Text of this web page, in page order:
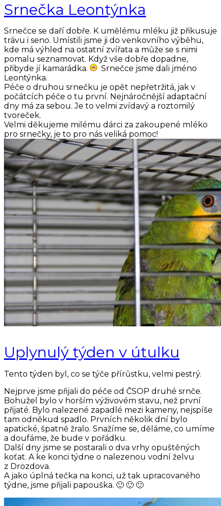
Srnečka Leontýnka
Srnečce se daří dobře. K umělému mléku již přikusuje
trávu i seno. Umístili jsme ji do venkovního výběhu,
kde má výhled na ostatní zvířata a může se s nimi
pomalu seznamovat. Když vše dobře dopadne,
přibyde jí kamarádka.
Srnečce jsme dali jméno
Leontýnka.
Péče o druhou srnečku je opět nepřetržitá, jak v
počátcích péče o tu první. Nejnáročnější adaptační
dny má za sebou. Je to velmi zvídavý a roztomilý
tvoreček.
Velmi děkujeme milému dárci za zakoupené mléko
pro srnečky, je to pro nás veliká pomoc!
Uplynulý týden v útulku
Tento týden byl, co se týče přírůstku, velmi pestrý.
Nejprve jsme přijali do péče od ČSOP druhé srnče.
Bohužel bylo v horším výživovém stavu, než první
přijaté. Bylo nalezené zapadlé mezi kameny, nejspíše
tam odněkud spadlo. Prvních několik dní bylo
apatické, špatně žralo. Snažíme se, děláme, co umíme
a doufáme, že bude v pořádku.
Další dny jsme se postarali o dva vrhy opuštěných
koťat. A ke konci týdne o nalezenou vodní želvu
z Drozdova.
A jako úplná tečka na konci, už tak upracovaného
týdne, jsme přijali papouška. 🙂 🙂 🙂